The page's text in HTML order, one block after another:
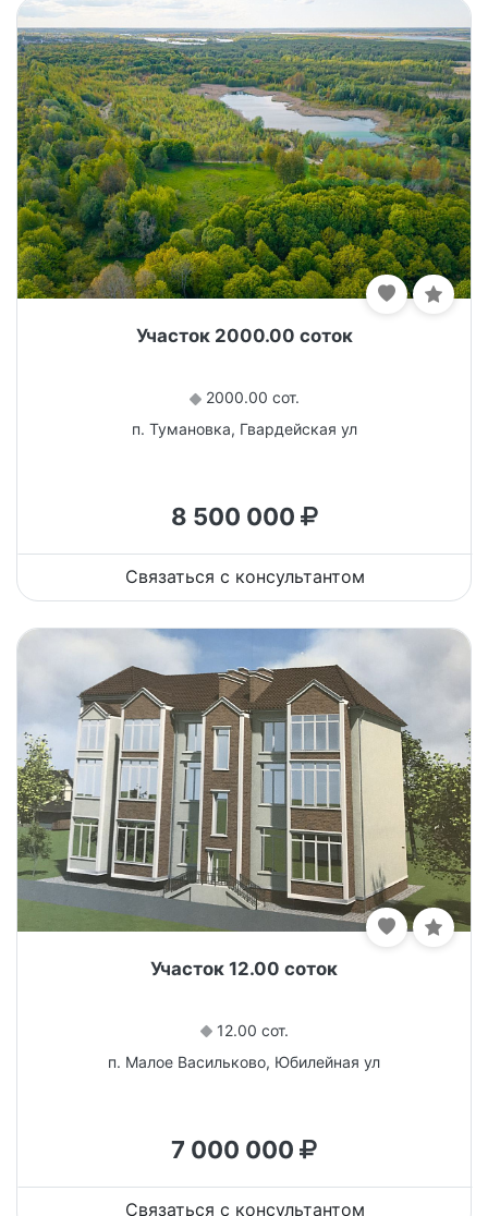
Участок 2000.00 соток
2000.00 сот.
п. Тумановка, Гвардейская ул
8 500 000
Связаться с консультантом
Участок 12.00 соток
12.00 сот.
п. Малое Васильково, Юбилейная ул
7 000 000
Связаться с консультантом